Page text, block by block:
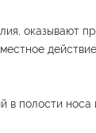
оказывают
полости носа